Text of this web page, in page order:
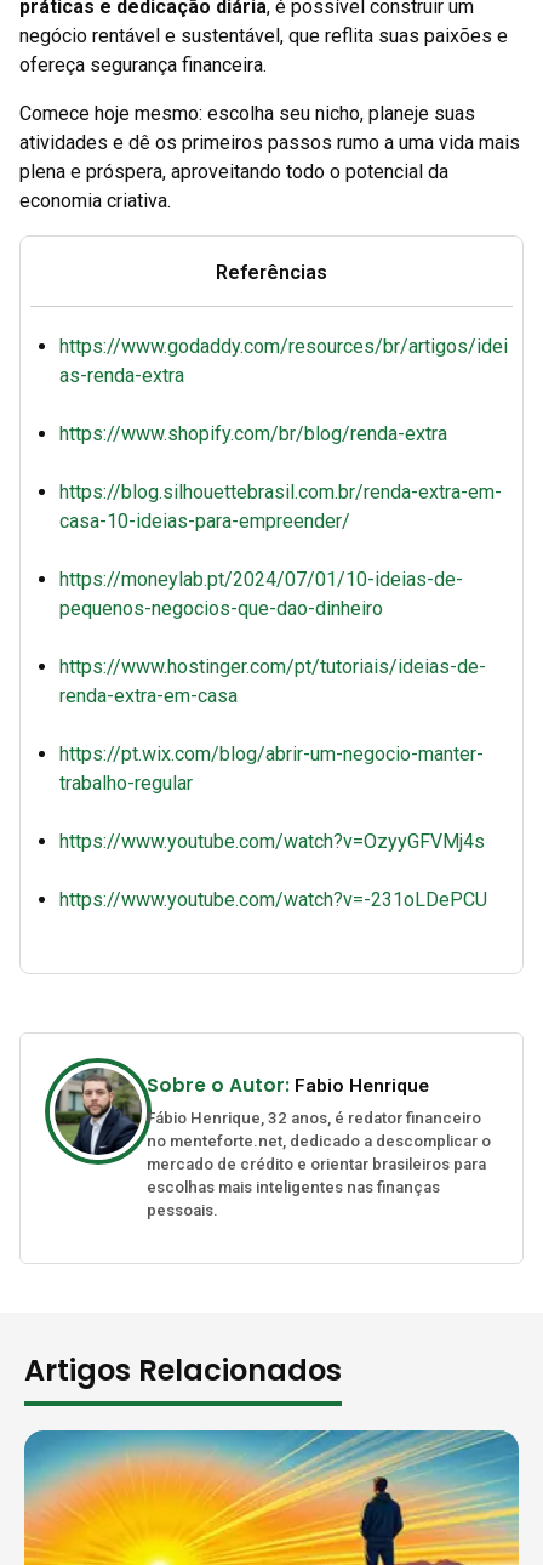
práticas e dedicação diária, é possível construir um
negócio rentável e sustentável, que reflita suas paixões e
ofereça segurança financeira.
Comece hoje mesmo: escolha seu nicho, planeje suas
atividades e dê os primeiros passos rumo a uma vida mais
plena e próspera, aproveitando todo o potencial da
economia criativa.
Referências
https://www.godaddy.com/resources/br/artigos/idei
as-renda-extra
https://www.shopify.com/br/blog/renda-extra
https://blog.silhouettebrasil.com.br/renda-extra-em-
casa-10-ideias-para-empreender/
https://moneylab.pt/2024/07/01/10-ideias-de-
pequenos-negocios-que-dao-dinheiro
https://www.hostinger.com/pt/tutoriais/ideias-de-
renda-extra-em-casa
https://pt.wix.com/blog/abrir-um-negocio-manter-
trabalho-regular
https://www.youtube.com/watch?v=OzyyGFVMj4s
https://www.youtube.com/watch?v=-231oLDePCU
Sobre o Autor: Fabio Henrique
Fábio Henrique, 32 anos, é redator financeiro
no menteforte.net, dedicado a descomplicar o
mercado de crédito e orientar brasileiros para
escolhas mais inteligentes nas finanças
pessoais.
Artigos Relacionados